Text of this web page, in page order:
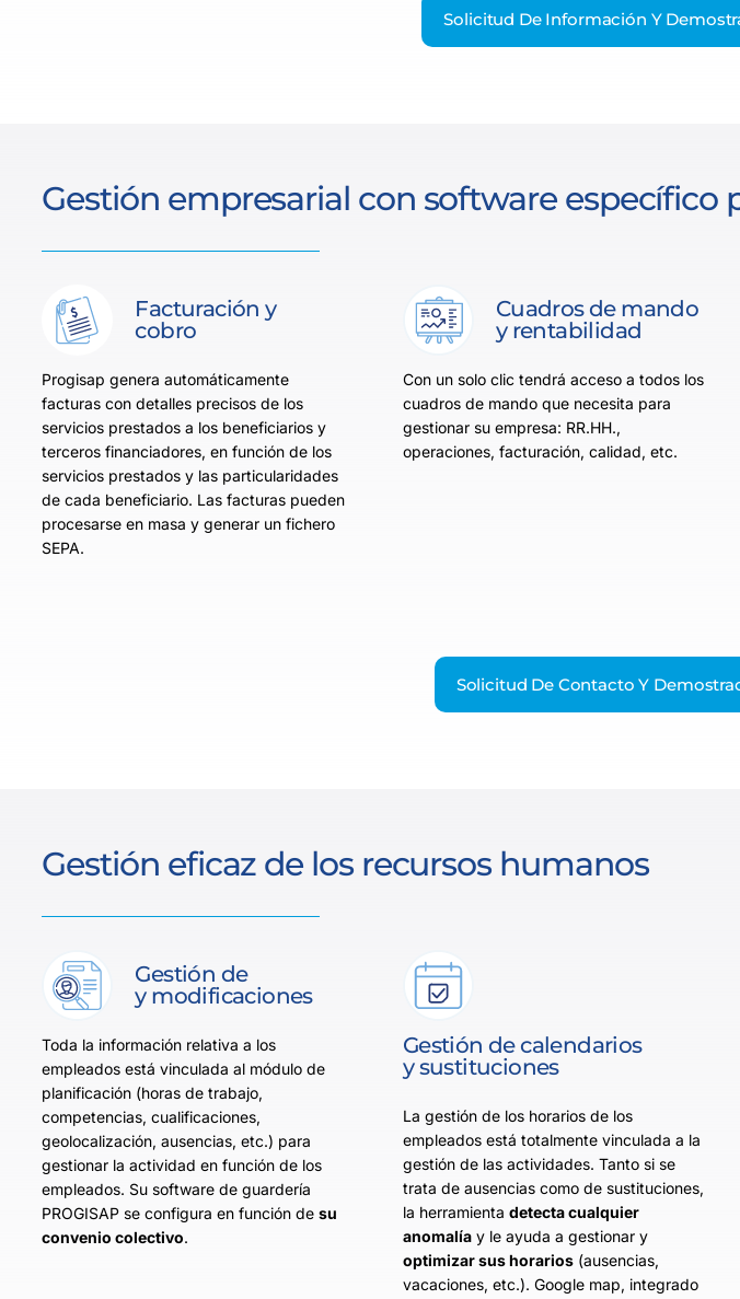
Solicitud De Información Y
Gestión empresarial con software específico
Facturación y
cobro
Progisap genera automáticamente
facturas con detalles precisos de los
servicios prestados a los beneficiarios y
terceros financiadores, en función de los
servicios prestados y las particularidades
de cada beneficiario. Las facturas pueden
procesarse en masa y generar un fichero
SEPA.
Cuadros de mando
y rentabilidad
Con un solo clic tendrá acceso a todos los
cuadros de mando que necesita para
gestionar su empresa: RR.HH.,
operaciones, facturación, calidad, etc.
Solicitud De Contacto Y
Gestión eficaz de los recursos humanos
Gestión de
y modificaciones
Toda la información relativa a los
empleados está vinculada al módulo de
planificación (horas de trabajo,
competencias, cualificaciones,
geolocalización, ausencias, etc.) para
gestionar la actividad en función de los
empleados. Su software de guardería
PROGISAP se configura en función desu
convenio colectivo.
Gestión de calendarios
y sustituciones
La gestión de los horarios de los
empleados está totalmente vinculada a la
gestión de las actividades. Tanto si se
trata de ausencias como de sustituciones,
la herramienta detecta cualquier
anomalíay le ayuda a gestionar y
optimizar sus horarios(ausencias,
vacaciones, etc.). Google map, integrado